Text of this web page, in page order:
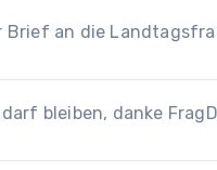
Brief an die
darf bleiben, danke